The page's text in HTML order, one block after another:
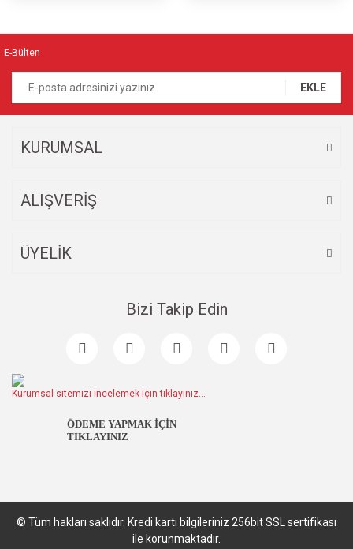
E-Bülten
EKLE
KURUMSAL
ALIŞVERİŞ
ÜYELİK
Bizi Takip Edin
Kurumsal sitemizi incelemek için tıklayınız...
ÖDEME YAPMAK İÇİN
TIKLAYINIZ
© Tüm hakları saklıdır. Kredi kartı bilgileriniz 256bit SSL sertifikası
ile korunmaktadır.